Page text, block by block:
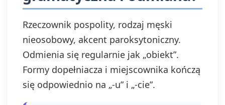
Rzeczownik pospolity, rodzaj męski
nieosobowy, akcent paroksytoniczny.
Odmienia się regularnie jak „obiekt”.
Formy dopełniacza i miejscownika kończą
się odpowiednio na „-u” i „-cie”.